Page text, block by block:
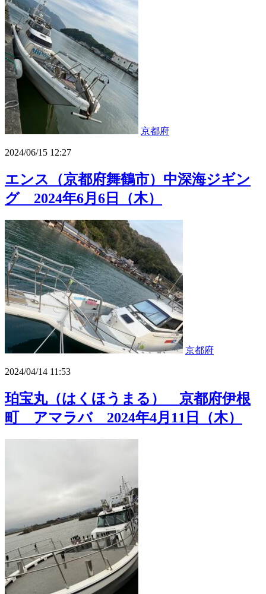
京都府
2024/06/15 12:27
エンス（京都府舞鶴市）中深海ジギン
グ 2024年6月6日（木）
京都府
2024/04/14 11:53
珀宝丸（はくほうまる） 京都府伊根
町 アマラバ 2024年4月11日（木）